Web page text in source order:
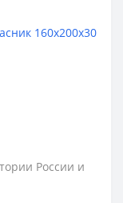
160x200x30
России и